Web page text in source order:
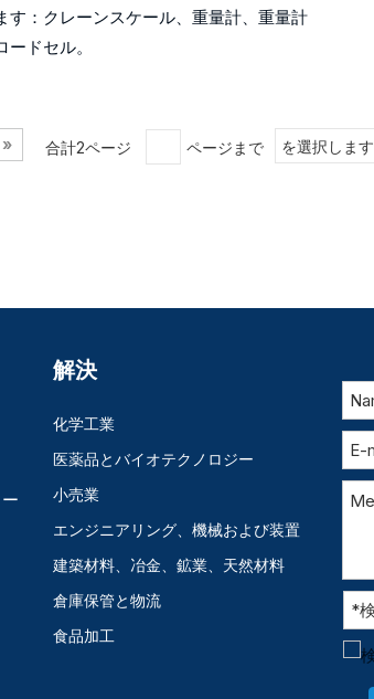
す：クレーンスケール、重量計、重量計
ードセル。
» 合計2ページ ページまで を選択します
解決
化学工業
医薬品とバイオテクノロジー
小売業
エンジニアリング、機械および装置
建築材料、冶金、鉱業、天然材料
倉庫保管と物流
食品加工